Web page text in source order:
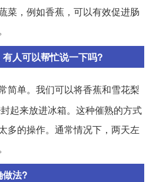
菜，例如香蕉，可以有效促进肠
人可以帮忙说一下吗?
简单。我们可以将香蕉和雪花梨
起来放进冰箱。这种催熟的方式
多的操作。通常情况下，两天左
做法?